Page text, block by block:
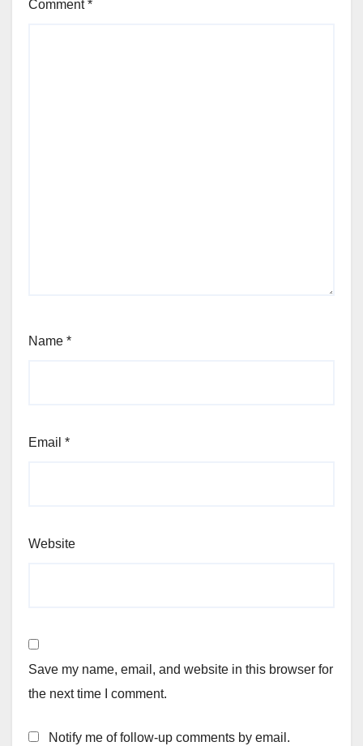
Comment*
Name *
Email *
Website
Save my name, email, and website in this browser for
the next time I comment.
Notify me of follow-up comments by email.